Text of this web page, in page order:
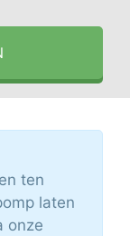
ten
laten
onze